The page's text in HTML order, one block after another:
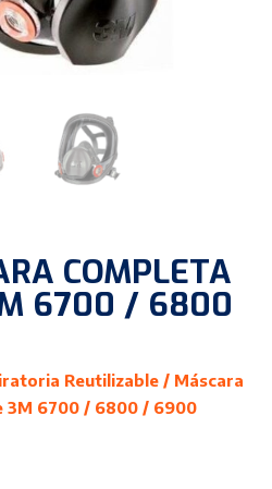
COMPLETA
6700 / 6800
Reutilizable / Máscara
3M 6700 / 6800 / 6900